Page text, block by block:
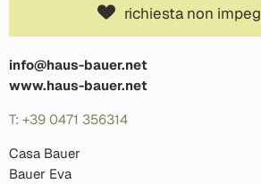
richiesta non
info@haus-bauer.net
www.haus-bauer.net
T: +39 0471 356314
Casa Bauer
Bauer Eva